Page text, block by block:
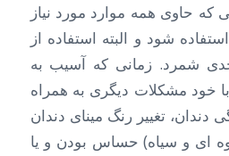
که حاوی همه موارد مورد نیاز
شود و البته استفاده از
جدی شمرد. زمانی که آسیب به
خود مشکلات دیگری به همراه
دندان، تغییر رنگ مینای دندان
ای و سیاه) حساس بودن و یا